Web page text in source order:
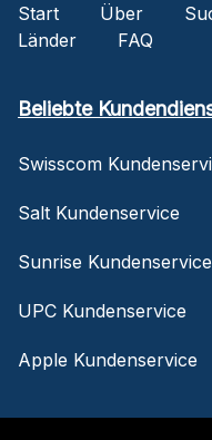
Start Über
Länder
FAQ
Beliebte
Swisscom
Salt Kundenservice
Sunrise Kundenservice
UPC Kundenservice
Apple Kundenservice